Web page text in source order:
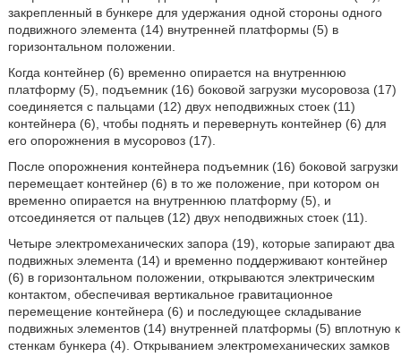
закрепленный в бункере для удержания одной стороны одного
подвижного элемента (14) внутренней платформы (5) в
горизонтальном положении.
Когда контейнер (6) временно опирается на внутреннюю
платформу (5), подъемник (16) боковой загрузки мусоровоза (17)
соединяется с пальцами (12) двух неподвижных стоек (11)
контейнера (6), чтобы поднять и перевернуть контейнер (6) для
его опорожнения в мусоровоз (17).
После опорожнения контейнера подъемник (16) боковой загрузки
перемещает контейнер (6) в то же положение, при котором он
временно опирается на внутреннюю платформу (5), и
отсоединяется от пальцев (12) двух неподвижных стоек (11).
Четыре электромеханических запора (19), которые запирают два
подвижных элемента (14) и временно поддерживают контейнер
(6) в горизонтальном положении, открываются электрическим
контактом, обеспечивая вертикальное гравитационное
перемещение контейнера (6) и последующее складывание
подвижных элементов (14) внутренней платформы (5) вплотную к
стенкам бункера (4). Открыванием электромеханических замков